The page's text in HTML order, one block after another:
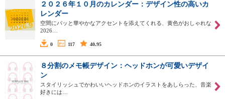
２０２６年１０月のカレンダー：デザイン性の高いカ
レンダー
空間にパッと華やかなアクセントを添えてくれる、黄色がおしゃれな
2026…
0 117 40.95
８分割のメモ帳デザイン：ヘッドホンが可愛いデザイ
ン
スタイリッシュでかわいいヘッドホンのイラストをあしらった、音楽
好きには…